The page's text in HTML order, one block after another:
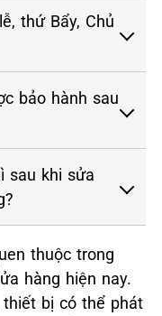
thứ Bẩy, Chủ
bảo hành sau
sau khi sửa
thuộc trong
hàng hiện nay.
bị có thể phát